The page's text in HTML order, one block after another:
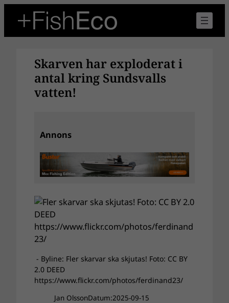
innehåll
Skarven har exploderat i
antal kring Sundsvalls
vatten!
Annons
- Byline: Fler skarvar ska skjutas! Foto: CC BY
2.0 DEED
https://www.flickr.com/photos/ferdinand23/
Jan OlssonDatum:2025-09-15